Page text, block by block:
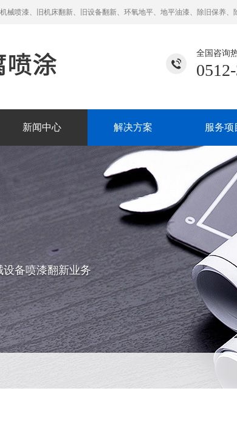
喷漆、旧机床翻新、旧设备翻新、环氧地平、地平油漆、除旧保养、
全国咨询
新闻中心 解决方案 服务项
备喷漆翻新业务